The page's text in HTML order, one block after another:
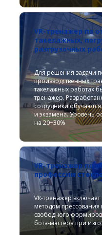
VR-тренажер по
такелажных,
разгрузочных
Для решения задачи
производственных
такелажных работах
тренажер.
сотрудники
и экзамена. Уровень
на 20−30%
VR-тренажер по
профессии
VR-тренажер
методом прессования
свободного
бота-мастера при